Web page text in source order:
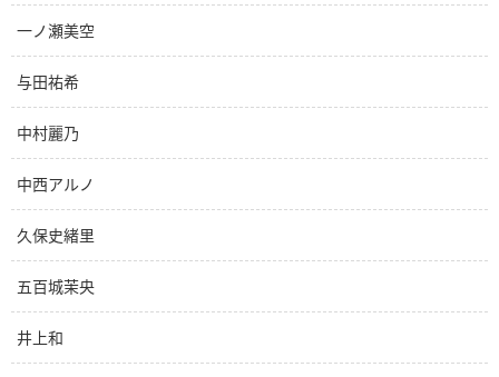
一ノ瀬美空
与田祐希
中村麗乃
中西アルノ
久保史緒里
五百城茉央
井上和